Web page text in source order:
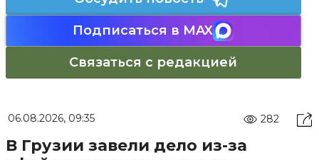
Подписаться в MAX
Связаться с редакцией
06.08.2026, 09:35 282
В Грузии завели дело из-за